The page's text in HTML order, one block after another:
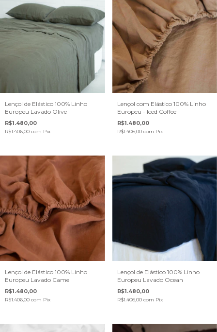
Lençol de Elástico 100% Linho
Europeu Lavado Olive
R$1.480,00
R$1.406,00 com Pix
Lençol com Elástico 100% Linho
Europeu - Iced Coffee
R$1.480,00
R$1.406,00 com Pix
Lençol de Elástico 100% Linho
Europeu Lavado Camel
R$1.480,00
R$1.406,00 com Pix
Lençol de Elástico 100% Linho
Europeu Lavado Ocean
R$1.480,00
R$1.406,00 com Pix